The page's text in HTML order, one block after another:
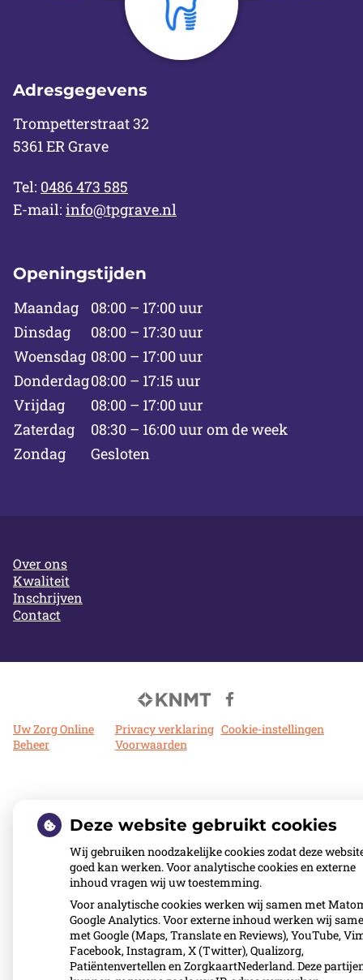
Adresgegevens
Trompetterstraat 32
5361 ER Grave
Tel: 0486 473 585
E-mail: info@tpgrave.nl
Openingstijden
Maandag
08:00 – 17:00 uur
Dinsdag
08:00 – 17:30 uur
Woensdag 08:00 – 17:00 uur
Donderdag08:00 – 17:15 uur
Vrijdag
08:00 – 17:00 uur
Zaterdag
08:30 – 16:00 uur om de week
Zondag
Gesloten
Over ons
Kwaliteit
Inschrijven
Contact
Bezoek
facebook
Uw Zorg Online
Beheer
Privacy verklaring| Cookie-instellingen
Voorwaarden
Deze website gebruikt cookies
Wij gebruiken noodzakelijke cookies zodat deze
goed kan werken. Voor analytische cookies en externe
inhoud vragen wij uw toestemming.
Voor analytische cookies werken wij samen met
Google Analytics. Voor externe inhoud werken wij
met Google (Maps, Translate en Reviews), YouTube,
Facebook, Instagram, X (Twitter), Qualizorg,
Patiëntenvertellen en ZorgkaartNederland. Deze